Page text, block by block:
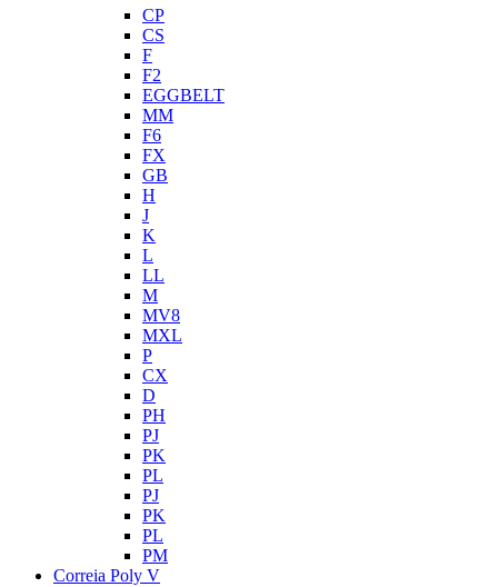
CP
CS
F
F2
EGGBELT
MM
F6
FX
GB
H
J
K
L
LL
M
MV8
MXL
P
CX
D
PH
PJ
PK
PL
PJ
PK
PL
PM
Correia Poly V